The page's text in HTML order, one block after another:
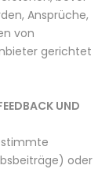
Ansprüche,
von
gerichtet
UND
oder